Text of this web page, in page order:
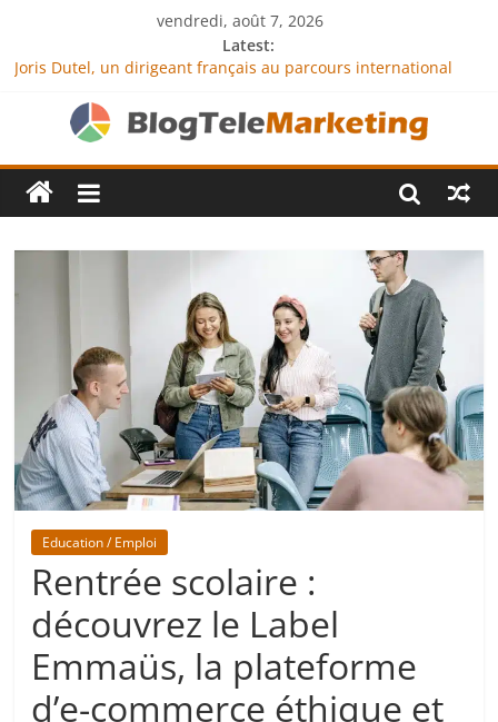
vendredi, août 7, 2026
Latest:
Joris Dutel, un dirigeant français au parcours international
Agria Assurance Animaux : comment l’entreprise se
démarque-t-elle de la concurrence ?
JCA Academy : l’excellence au service de l’indépendance
financière
Denis Bouclon : la diplomatie éducative comme moteur de
Next Terra International : des solutions logistiques au service
du commerce international
Education / Emploi
Rentrée scolaire :
découvrez le Label
Emmaüs, la plateforme
d’e-commerce éthique et